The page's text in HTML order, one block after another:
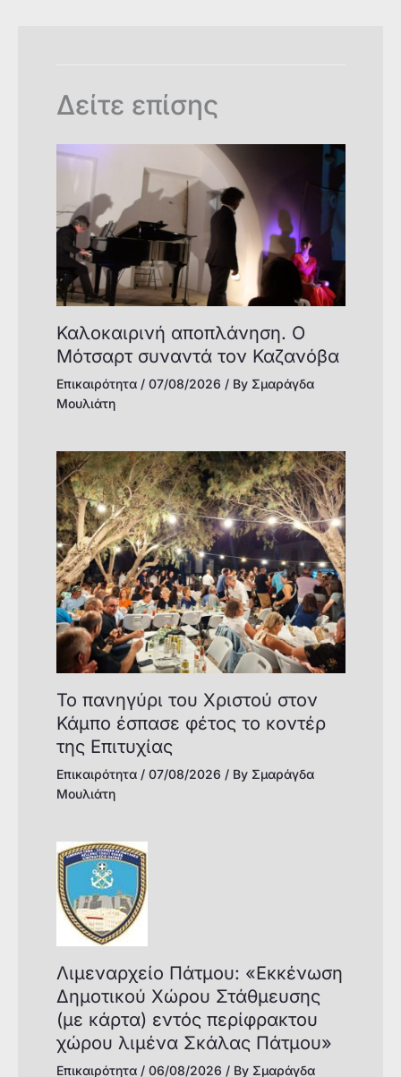
Δείτε επίσης
Καλοκαιρινή αποπλάνηση. Ο
Μότσαρτ συναντά τον Καζανόβα
Επικαιρότητα/ 07/08/2026 / By Σμαράγδα
Μουλιάτη
Το πανηγύρι του Χριστού στον
Κάμπο έσπασε φέτος το κοντέρ
της Επιτυχίας
Επικαιρότητα/ 07/08/2026 / By Σμαράγδα
Μουλιάτη
Λιμεναρχείο Πάτμου: «Εκκένωση
Δημοτικού Χώρου Στάθμευσης
(με κάρτα) εντός περίφρακτου
χώρου λιμένα Σκάλας Πάτμου»
Επικαιρότητα/ 06/08/2026 / By Σμαράγδα